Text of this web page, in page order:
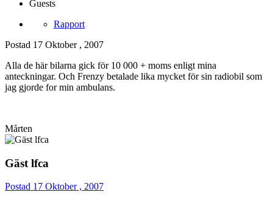
Guests
Rapport
Postad 17 Oktober , 2007
Alla de här bilarna gick för 10 000 + moms enligt mina
anteckningar. Och Frenzy betalade lika mycket för sin radiobil som
jag gjorde for min ambulans.
Mårten
Gäst lfca
Postad 17 Oktober , 2007